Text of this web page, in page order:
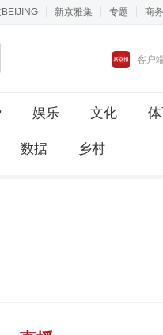
新京雅集 专题 商
客户
娱乐 文化
数据 乡村